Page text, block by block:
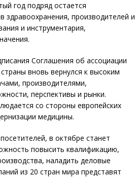
год подряд остается
производителей и
и инструментария,
Соглашения об ассоциации
вновь вернулся к высоким
производителями,
перспективы и рынки.
со стороны европейских
медицины.
в октябре станет
повысить квалификацию,
наладить деловые
из 20 стран мира представят